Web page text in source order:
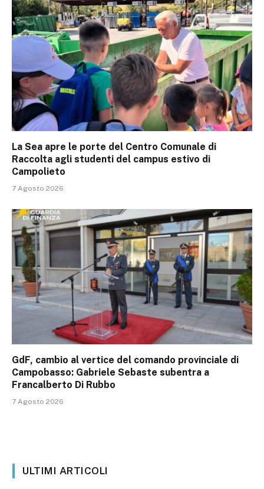
La Sea apre le porte del Centro Comunale di
Raccolta agli studenti del campus estivo di
Campolieto
7 Agosto 2026
GdF, cambio al vertice del comando provinciale di
Campobasso: Gabriele Sebaste subentra a
Francalberto Di Rubbo
7 Agosto 2026
ULTIMI ARTICOLI